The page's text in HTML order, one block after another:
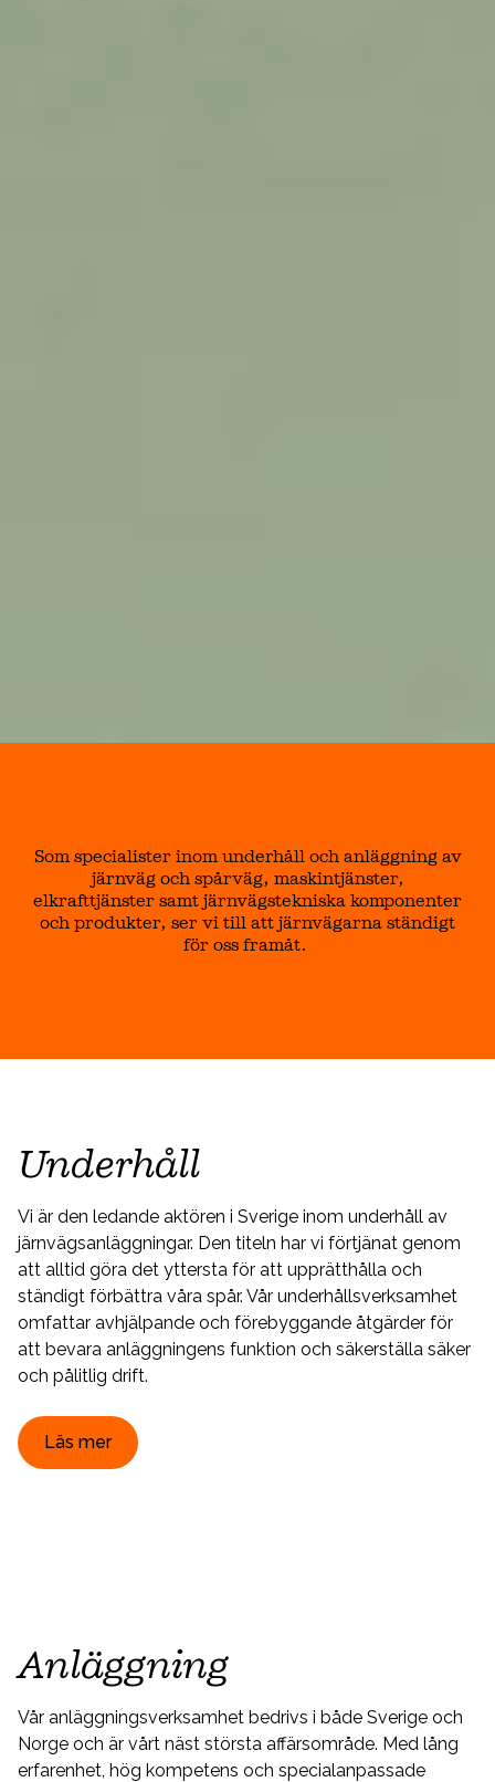
Som specialister inom underhåll och anläggning av
järnväg och spårväg, maskintjänster,
elkrafttjänster samt järnvägstekniska komponenter
och produkter, ser vi till att järnvägarna ständigt
för oss framåt.
Underhåll
Vi är den ledande aktören i Sverige inom underhåll av
järnvägsanläggningar. Den titeln har vi förtjänat genom
att alltid göra det yttersta för att upprätthålla och
ständigt förbättra våra spår. Vår underhållsverksamhet
omfattar avhjälpande och förebyggande åtgärder för
att bevara anläggningens funktion och säkerställa säker
och pålitlig drift.
Läs mer
Anläggning
Vår anläggningsverksamhet bedrivs i både Sverige och
Norge och är vårt näst största affärsområde. Med lång
erfarenhet, hög kompetens och specialanpassade